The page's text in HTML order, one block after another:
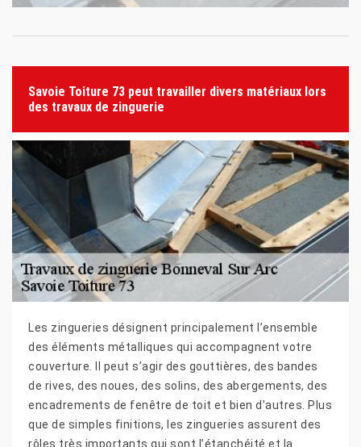
Savoie Toiture 73 peut travailler divers matériaux lors
des travaux de zinguerie
Les zingueries désignent principalement l’ensemble
des éléments métalliques qui accompagnent votre
couverture. Il peut s’agir des gouttières, des bandes
de rives, des noues, des solins, des abergements, des
encadrements de fenêtre de toit et bien d’autres. Plus
que de simples finitions, les zingueries assurent des
rôles très importants qui sont l’étanchéité et la